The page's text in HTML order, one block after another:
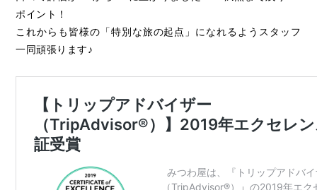
ポイント！
これからも皆様の「特別な旅の起点」になれるようスタッフ
一同頑張ります♪